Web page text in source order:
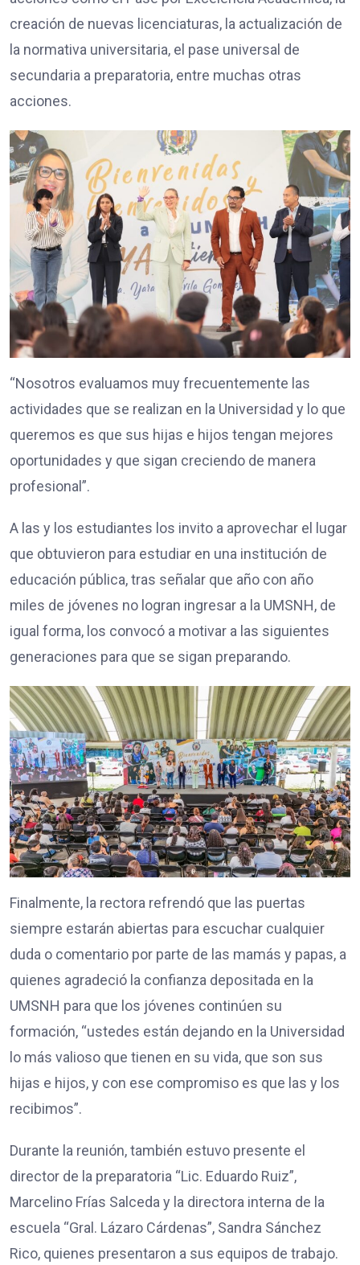
creación de nuevas licenciaturas, la actualización de
la normativa universitaria, el pase universal de
secundaria a preparatoria, entre muchas otras
acciones.
“Nosotros evaluamos muy frecuentemente las
actividades que se realizan en la Universidad y lo que
queremos es que sus hijas e hijos tengan mejores
oportunidades y que sigan creciendo de manera
profesional”.
A las y los estudiantes los invito a aprovechar el lugar
que obtuvieron para estudiar en una institución de
educación pública, tras señalar que año con año
miles de jóvenes no logran ingresar a la UMSNH, de
igual forma, los convocó a motivar a las siguientes
generaciones para que se sigan preparando.
Finalmente, la rectora refrendó que las puertas
siempre estarán abiertas para escuchar cualquier
duda o comentario por parte de las mamás y papas, a
quienes agradeció la confianza depositada en la
UMSNH para que los jóvenes continúen su
formación, “ustedes están dejando en la Universidad
lo más valioso que tienen en su vida, que son sus
hijas e hijos, y con ese compromiso es que las y los
recibimos”.
Durante la reunión, también estuvo presente el
director de la preparatoria “Lic. Eduardo Ruiz”,
Marcelino Frías Salceda y la directora interna de la
escuela “Gral. Lázaro Cárdenas”, Sandra Sánchez
Rico, quienes presentaron a sus equipos de trabajo.